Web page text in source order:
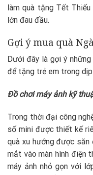
làm quà tặng Tết
lớn đau đầu.
Gợi ý mua quà
Dưới đây là gợi ý
để tặng trẻ em trong
Đồ chơi máy ảnh kỹ
Trong thời đại công
số mini được thiết kế
quà xu hướng được săn
mắt vào màn hình điện
máy ảnh nhỏ gọn với